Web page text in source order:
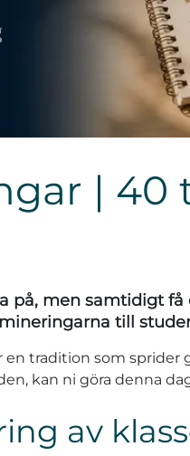
| 40
på, men samtidigt
till
tradition som
kan ni göra denna
av